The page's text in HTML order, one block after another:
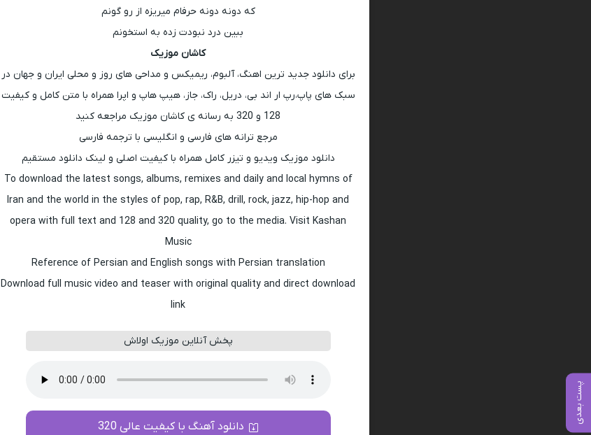
پست بعدی
که دونه دونه حرفام میریزه از رو گونم
ببین درد نبودت زده به استخونم
کاشان موزیک
برای دانلود جدید ترین اهنگ، آلبوم، ریمیکس و مداحی های روز و محلی ایران و جهان در
سبک های پاپ،رپ ار اند بی، دریل، راک، جاز، هیپ هاپ و اپرا همراه با متن کامل و کیفیت
128 و 320 به رسانه ی کاشان موزیک مراجعه کنید
مرجع ترانه های فارسی و انگلیسی با ترجمه فارسی
دانلود موزیک ویدیو و تیزر کامل همراه با کیفیت اصلی و لینک دانلود مستقیم
To download the latest songs, albums, remixes and daily and local hymns of
Iran and the world in the styles of pop, rap, R&B, drill, rock, jazz, hip-hop and
opera with full text and 128 and 320 quality, go to the media. Visit Kashan
Music
Reference of Persian and English songs with Persian translation
Download full music video and teaser with original quality and direct download
link
پخش آنلاین موزیک اولاش
دانلود آهنگ با کیفیت عالی 320